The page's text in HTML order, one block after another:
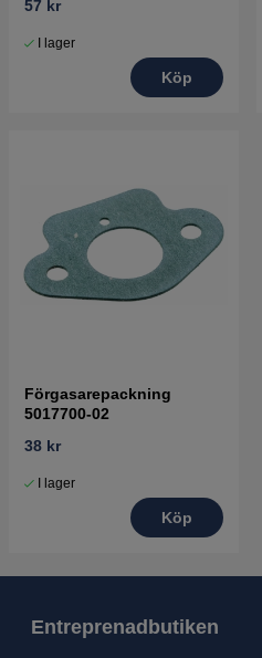
57 kr
I lager
Köp
Förgasarepackning
5017700-02
38 kr
I lager
Köp
Entreprenadbutiken